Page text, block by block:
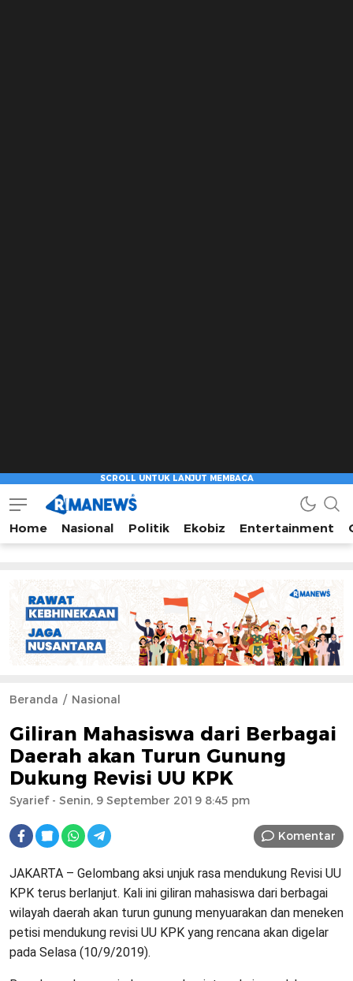
Home Nasional Politik Ekobiz Entertainment
Beranda Nasional
Giliran Mahasiswa dari Berbagai
Daerah akan Turun Gunung
Dukung Revisi UU KPK
Syarief- Senin, 9 September 2019 8:45 pm
Komentar
JAKARTA – Gelombang aksi unjuk rasa mendukung Revisi UU
KPK terus berlanjut. Kali ini giliran mahasiswa dari berbagai
wilayah daerah akan turun gunung menyuarakan dan meneken
petisi mendukung revisi UU KPK yang rencana akan digelar
pada Selasa (10/9/2019).